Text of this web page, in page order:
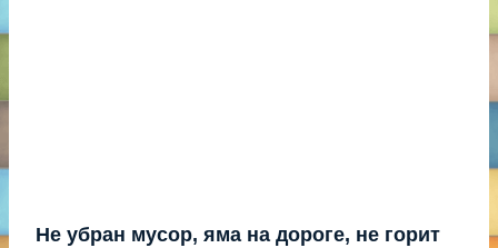
Не убран мусор, яма на дороге, не горит